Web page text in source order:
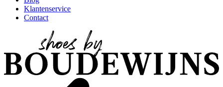
Klantenservice
Contact